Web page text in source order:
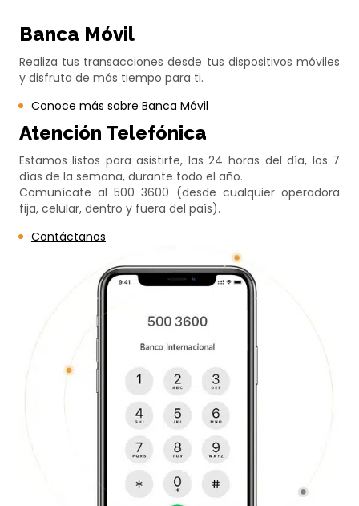
Banca Móvil
Realiza tus transacciones desde tus dispositivos móviles
y disfruta de más tiempo para ti.
Conoce más sobre Banca Móvil
Atención Telefónica
Estamos listos para asistirte, las 24 horas del día, los 7
días de la semana, durante todo el año.
Comunícate al 500 3600 (desde cualquier operadora
fija, celular, dentro y fuera del país).
Contáctanos